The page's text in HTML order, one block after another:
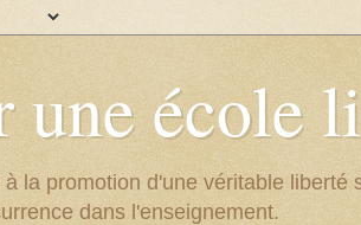
une école
à la promotion d'une véritable
dans l'enseignement.